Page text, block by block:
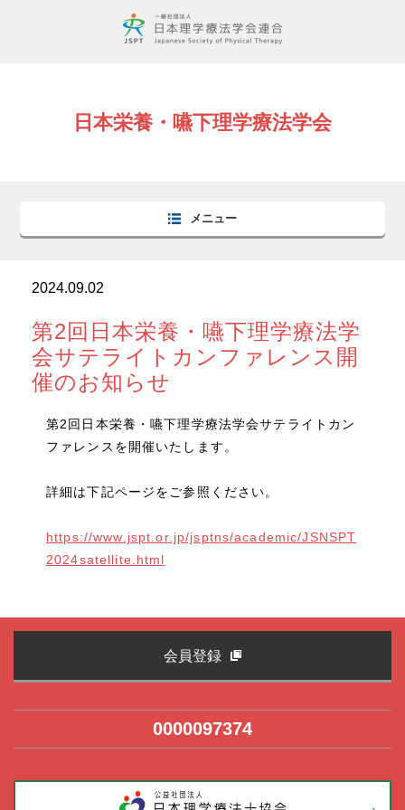
日本栄養・嚥下理学療法学会
メニュー
2024.09.02
第2回日本栄養・嚥下理学療法学
会サテライトカンファレンス開
催のお知らせ
第2回日本栄養・嚥下理学療法学会サテライトカン
ファレンスを開催いたします。
詳細は下記ページをご参照ください。
https://www.jspt.or.jp/jsptns/academic/JSNSPT
2024satellite.html
会員登録
0000097374